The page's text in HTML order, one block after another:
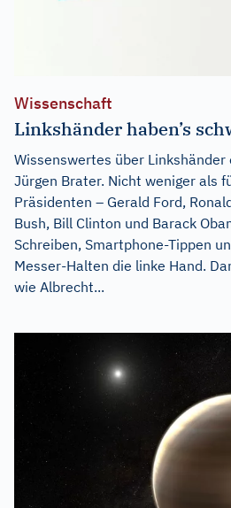
Wissenschaft
Linkshänder haben’s
Wissenswertes über Linkshänder
Jürgen Brater. Nicht weniger als
Präsidenten – Gerald Ford,
Bush, Bill Clinton und Barack
Schreiben, Smartphone-Tippen
Messer-Halten die linke Hand.
wie Albrecht...